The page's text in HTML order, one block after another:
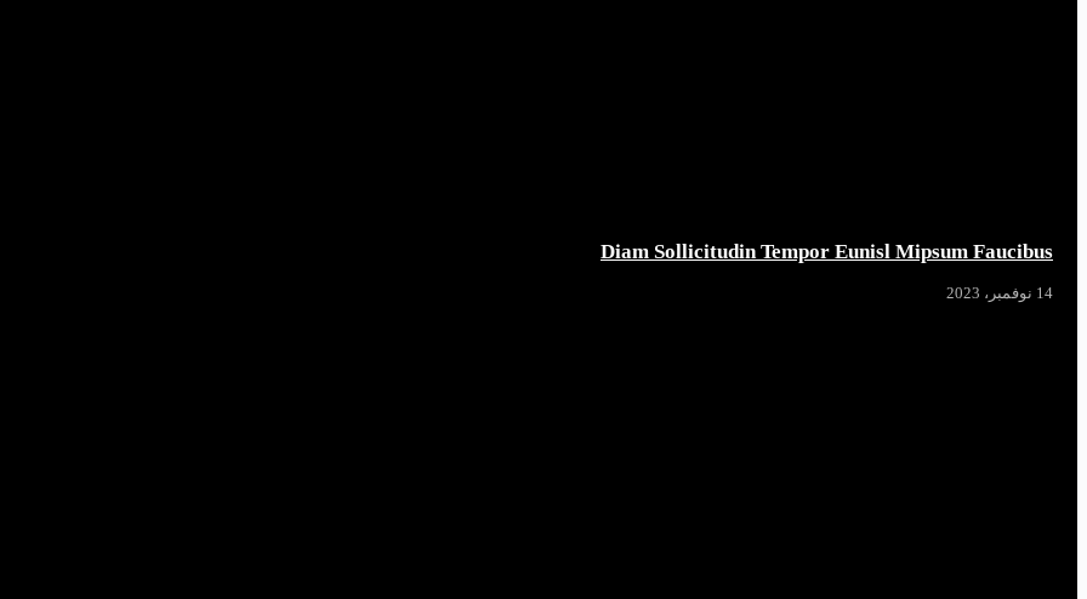
Diam Sollicitudin Tempor Eunisl Mipsum Faucibus
14 نوفمبر، 2023